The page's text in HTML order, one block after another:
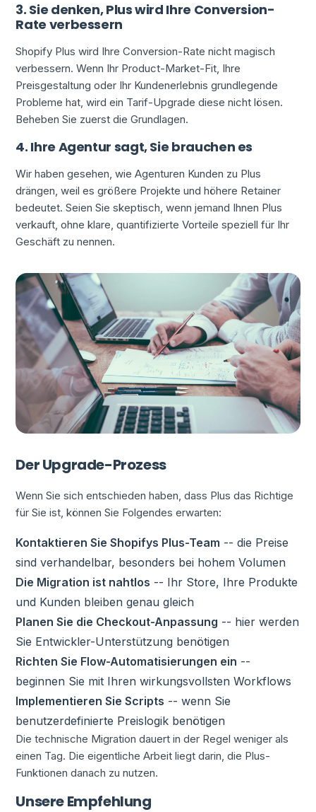
3. Sie denken, Plus wird Ihre Conversion-
Rate verbessern
Shopify Plus wird Ihre Conversion-Rate nicht magisch
verbessern. Wenn Ihr Product-Market-Fit, Ihre
Preisgestaltung oder Ihr Kundenerlebnis grundlegende
Probleme hat, wird ein Tarif-Upgrade diese nicht lösen.
Beheben Sie zuerst die Grundlagen.
4. Ihre Agentur sagt, Sie brauchen es
Wir haben gesehen, wie Agenturen Kunden zu Plus
drängen, weil es größere Projekte und höhere Retainer
bedeutet. Seien Sie skeptisch, wenn jemand Ihnen Plus
verkauft, ohne klare, quantifizierte Vorteile speziell für Ihr
Geschäft zu nennen.
Der Upgrade-Prozess
Wenn Sie sich entschieden haben, dass Plus das Richtige
für Sie ist, können Sie Folgendes erwarten:
Kontaktieren Sie Shopifys Plus-Team -- die Preise
sind verhandelbar, besonders bei hohem Volumen
Die Migration ist nahtlos -- Ihr Store, Ihre Produkte
und Kunden bleiben genau gleich
Planen Sie die Checkout-Anpassung -- hier werden
Sie Entwickler-Unterstützung benötigen
Richten Sie Flow-Automatisierungen ein --
beginnen Sie mit Ihren wirkungsvollsten Workflows
Implementieren Sie Scripts -- wenn Sie
benutzerdefinierte Preislogik benötigen
Die technische Migration dauert in der Regel weniger als
einen Tag. Die eigentliche Arbeit liegt darin, die Plus-
Funktionen danach zu nutzen.
Unsere Empfehlung